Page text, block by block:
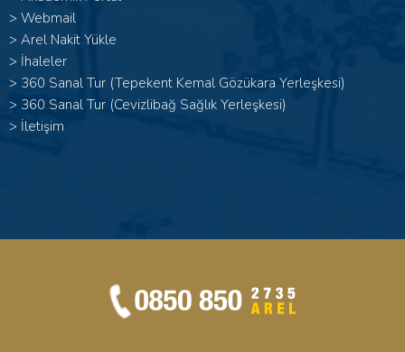
> Webmail
> Arel Nakit Yükle
> İhaleler
> 360 Sanal Tur (Tepekent Kemal Gözükara Yerleşkesi)
> 360 Sanal Tur (Cevizlibağ Sağlık Yerleşkesi)
> İletişim